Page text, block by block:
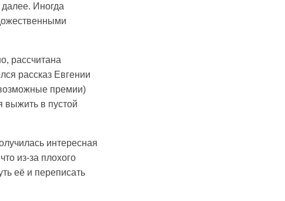
Иногда
рассчитана
рассказ Евгении
премии)
в пустой
интересная
из-за плохого
её и переписать